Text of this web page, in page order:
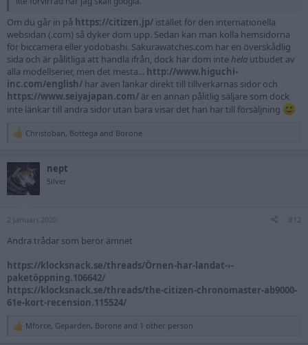
Om du går in på https://citizen.jp/ istället för den internationella
websidan (.com) så dyker dom upp. Sedan kan man kolla hemsidorna
för biccamera eller yodobashi. Sakurawatches.com har en överskådlig
sida och är pålitliga att handla ifrån, dock har dom intehela utbudet av
alla modellserier, men det mesta... http://www.higuchi-
inc.com/english/ har även länkar direkt till tillverkarnas sidor och
https://www.seiyajapan.com/ är en annan pålitlig säljare som dock
inte länkar till andra sidor utan bara visar det han har till försäljning
R
t
o
s
Christoban, Bottega and Borone
nept
Silver
2 Januari 2020 #12
Andra trådar som berör ämnet
https://klocksnack.se/threads/Örnen-har-landat-›-
paketöppning.106642/
https://klocksnack.se/threads/the-citizen-chronomaster-ab9000-
61e-kort-recension.115524/
R
Mforce, Geparden, Borone and 1 other person